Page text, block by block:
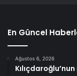
En Güncel
Ağustos 6, 2026